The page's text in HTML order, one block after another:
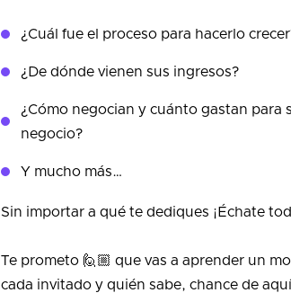
¿Cuál fue el proceso para hacerlo
¿De dónde vienen sus ingresos?
¿Cómo negocian y cuánto gastan para
negocio?
Y mucho más…
Sin importar a qué te dediques ¡Échate
Te prometo 🙋🏼 que vas a aprender un
cada invitado y quién sabe, chance de